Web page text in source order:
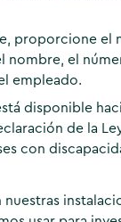
proporcione el
nombre, el
empleado.
disponible
de la
con